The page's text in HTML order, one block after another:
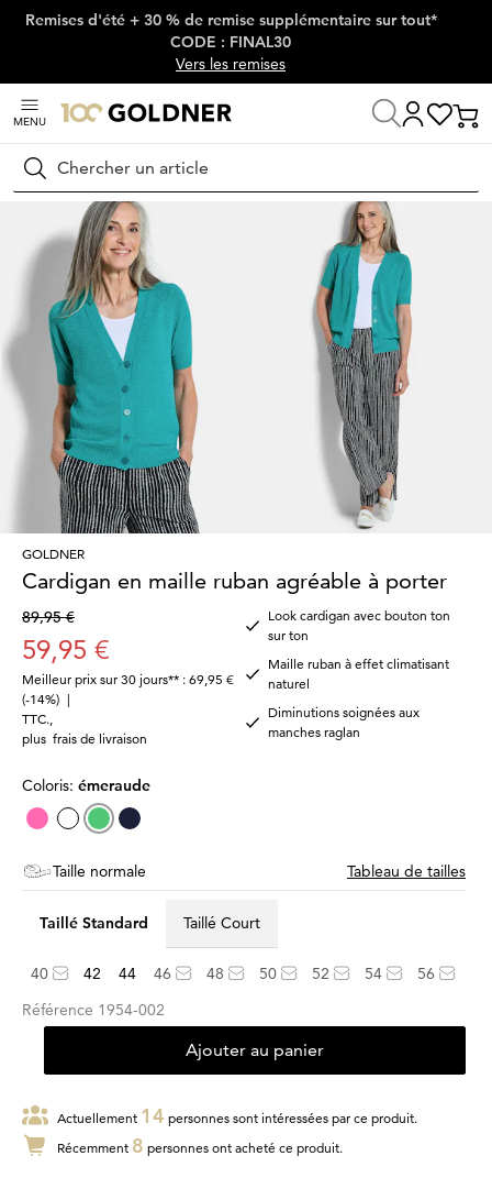
Passer la navigation, aller directement au contenu
Remises d'été + 30 % de remise supplémentaire sur tout*
CODE : FINAL30
Vers les remises
MENU
Rechercher
Maison Mode femme Tricots & pulls
GOLDNER
Cardigan en maille ruban agréable à porter
89,95 €
59,95 €
Meilleur prix sur 30 jours** : 69,95 €
(-14%) |
TTC.
plus frais de livraison
Look cardigan avec bouton ton
sur ton
Maille ruban à effet climatisant
naturel
Diminutions soignées aux
manches raglan
Coloris: émeraude
Taille normale Tableau de tailles
Taillé Standard Taillé Court
40 42 44 46 48 50 52 54
56
Référence 1954-002
Ajouter au panier
Actuellement 14 personnes sont intéressées par ce produit.
Récemment 8 personnes ont acheté ce produit.